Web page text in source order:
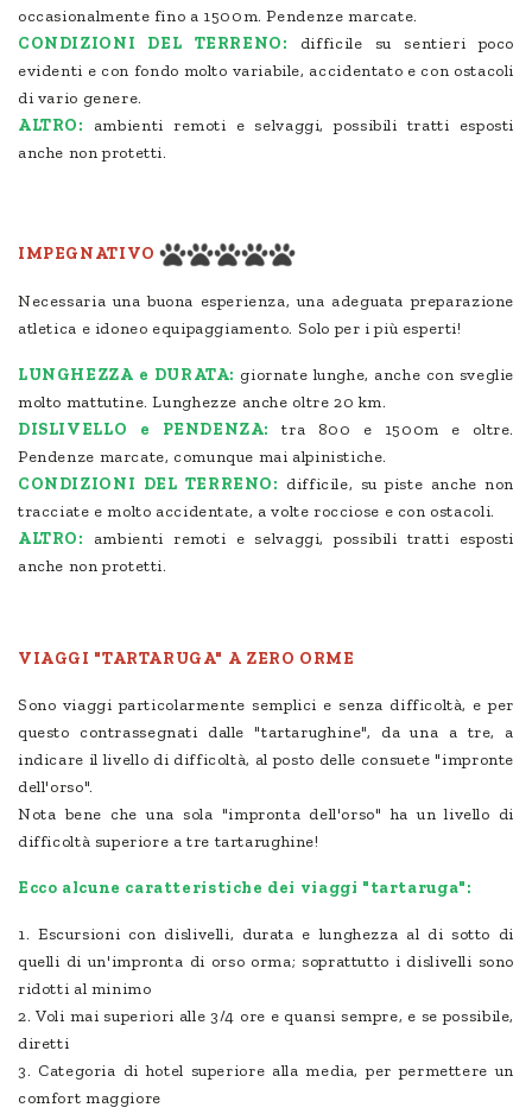
occasionalmente fino a 1500m. Pendenze marcate.
CONDIZIONI DEL TERRENO: difficile su sentieri poco
evidenti e con fondo molto variabile, accidentato e con ostacoli
di vario genere.
ALTRO: ambienti remoti e selvaggi, possibili tratti esposti
anche non protetti.
IMPEGNATIVO
Necessaria una buona esperienza, una adeguata preparazione
atletica e idoneo equipaggiamento. Solo per i più esperti!
LUNGHEZZA e DURATA: giornate lunghe, anche con sveglie
molto mattutine. Lunghezze anche oltre 20 km.
DISLIVELLO e PENDENZA:
tra 800 e 1500m e oltre.
Pendenze marcate, comunque mai alpinistiche.
CONDIZIONI DEL TERRENO: difficile, su piste anche non
tracciate e molto accidentate, a volte rocciose e con ostacoli.
ALTRO:
ambienti remoti e selvaggi, possibili tratti esposti
anche non protetti.
VIAGGI "TARTARUGA" A ZERO ORME
Sono viaggi particolarmente semplici e senza difficoltà, e per
questo contrassegnati dalle "tartarughine", da una a tre, a
indicare il livello di difficoltà, al posto delle consuete "impronte
dell'orso".
Nota bene che una sola "impronta dell'orso" ha un livello di
difficoltà superiore a tre tartarughine!
Ecco alcune caratteristiche dei viaggi "tartaruga":
1. Escursioni con dislivelli, durata e lunghezza al di sotto di
quelli di un'impronta di orso orma; soprattutto i dislivelli sono
ridotti al minimo
2. Voli mai superiori alle 3/4 ore e quansi sempre, e se possibile,
diretti
3. Categoria di hotel superiore alla media, per permettere un
comfort maggiore